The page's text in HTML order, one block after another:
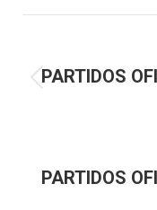
PARTIDOS
PARTIDOS